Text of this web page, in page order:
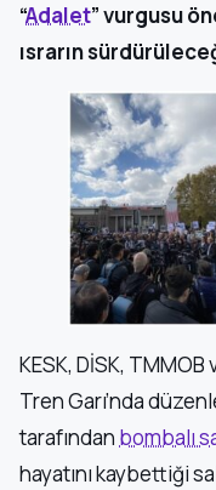
“Adalet” vurgusu
ısrarın
KESK, DİSK, TMMOB
Tren Garı’nda
tarafından bombalı
hayatını kaybettiği